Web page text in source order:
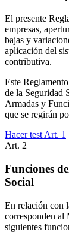
El presente
empresas,
bajas y
aplicación del
contributiva.
Este
de la Seguridad
Armadas y
que se regirán
Hacer test Art. 1
Art. 2
Funciones
Social
En relación con
corresponden al
siguientes